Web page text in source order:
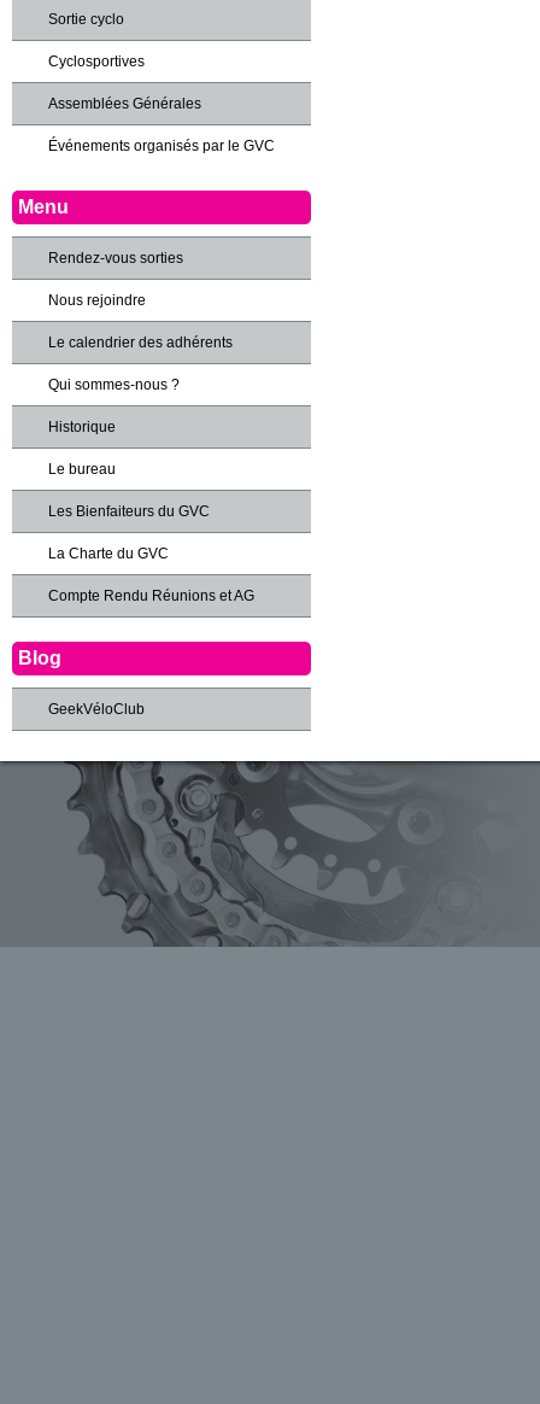
Sortie cyclo
Cyclosportives
Assemblées Générales
Événements organisés par le GVC
Menu
Rendez-vous sorties
Nous rejoindre
Le calendrier des adhérents
Qui sommes-nous ?
Historique
Le bureau
Les Bienfaiteurs du GVC
La Charte du GVC
Compte Rendu Réunions et AG
Blog
GeekVéloClub